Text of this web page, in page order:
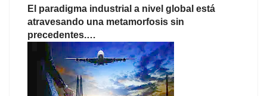
El paradigma industrial a nivel global está
atravesando una metamorfosis sin
precedentes.…